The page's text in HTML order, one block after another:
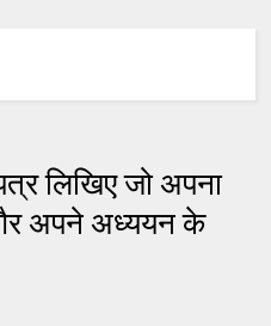
लिखिए जो अपना
अपने अध्ययन के